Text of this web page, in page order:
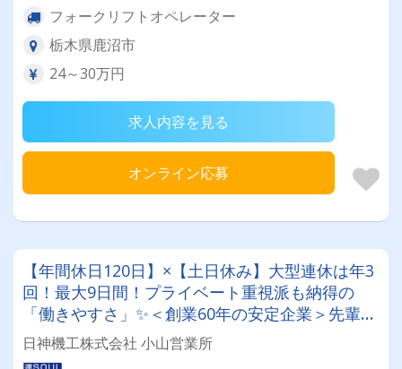
フォークリフトオペレーター
栃木県鹿沼市
24～30万円
求人内容を見る
オンライン応募
【年間休日120日】×【土日休み】大型連休は年3
回！最大9日間！プライベート重視派も納得の
「働きやすさ」✨＜創業60年の安定企業＞先輩の
丁寧なフォローで、未経験スタートも活躍中！
【倉庫内作業員】
日神機工株式会社 小山営業所